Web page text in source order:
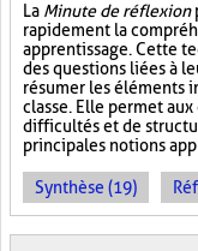
La Minute de réflexion
rapidement la
apprentissage. Cette
des questions liées à
résumer les éléments
classe. Elle permet
difficultés et de
principales notions
Synthèse (19)